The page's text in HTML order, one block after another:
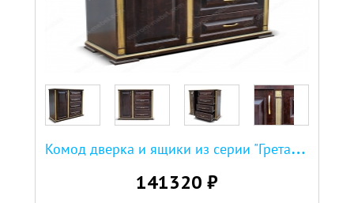
К
омод дверка и ящики из серии "Грета" из дуба
141320 ₽